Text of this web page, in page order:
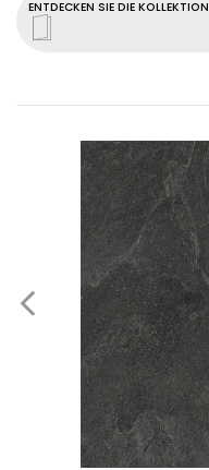
ENTDECKEN SIE DIE KOLLEKTION